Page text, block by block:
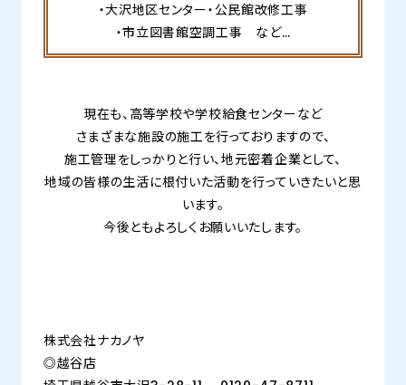
・大沢地区センター・公民館改修工事
・市立図書館空調工事 など…
現在も、高等学校や学校給食センターなど
さまざまな施設の施工を行っておりますので、
施工管理をしっかりと行い、地元密着企業として、
地域の皆様の生活に根付いた活動を行っていきたいと思
います。
今後ともよろしくお願いいたします。
株式会社ナカノヤ
◎越谷店